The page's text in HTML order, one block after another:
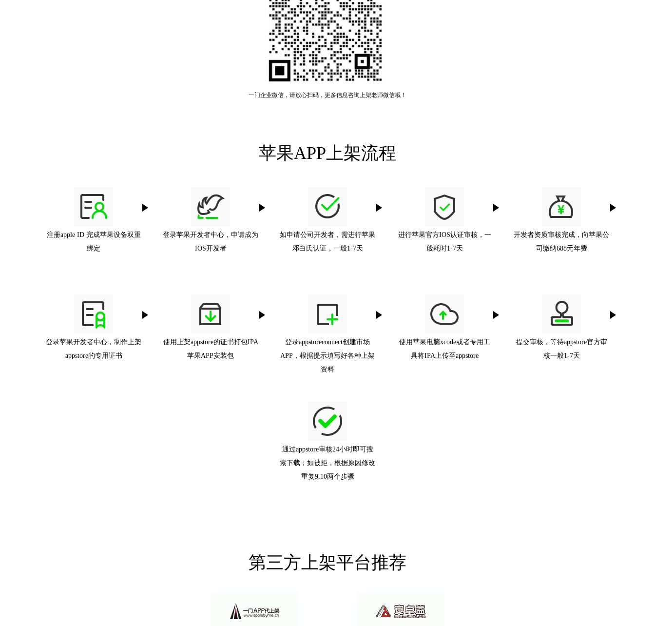
一门企业微信，请放心扫码，更多信息咨询上架老师微信哦！
苹果APP上架流程
注册apple ID 完成苹果设备双重
绑定
登录苹果开发者中心，申请成为
IOS开发者
如申请公司开发者，需进行苹果
邓白氏认证，一般1-7天
进行苹果官方IOS认证审核，一
般耗时1-7天
开发者资质审核完成，向苹果公
司缴纳688元年费
登录苹果开发者中心，制作上架
appstore的专用证书
使用上架appstore的证书打包IPA
苹果APP安装包
登录appstoreconnect创建市场
APP，根据提示填写好各种上架
资料
使用苹果电脑xcode或者专用工
具将IPA上传至appstore
提交审核，等待appstore官方审
核一般1-7天
通过appstore审核24小时即可搜
索下载；如被拒，根据原因修改
重复9.10两个步骤
第三方上架平台推荐